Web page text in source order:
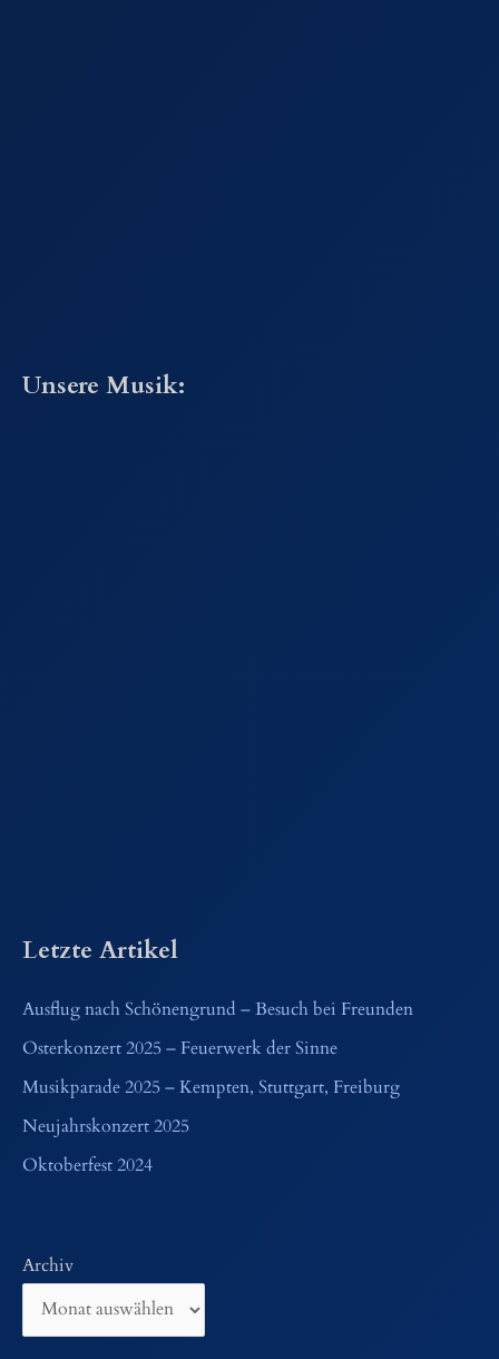
Unsere Musik:
Letzte Artikel
Ausflug nach Schönengrund – Besuch bei Freunden
Osterkonzert 2025 – Feuerwerk der Sinne
Musikparade 2025 – Kempten, Stuttgart, Freiburg
Neujahrskonzert 2025
Oktoberfest 2024
Archiv